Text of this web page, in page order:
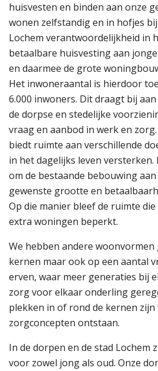
huisvesten en binden aan onze
wonen zelfstandig en in hofjes
Lochem verantwoordelijkheid in
betaalbare huisvesting aan
en daarmee de grote
Het inwoneraantal is hierdoor
6.000 inwoners. Dit draagt bij
de dorpse en stedelijke
vraag en aanbod in werk en
biedt ruimte aan verschillende
in het dagelijks leven versterken.
om de bestaande bebouwing
gewenste grootte en
Op die manier bleef de ruimte
extra woningen beperkt.
We hebben andere woonvormen
kernen maar ook op een aantal
erven, waar meer generaties bij
zorg voor elkaar onderling
plekken in of rond de kernen zijn
zorgconcepten ontstaan.
In de dorpen en de stad Lochem
voor zowel jong als oud. Onze